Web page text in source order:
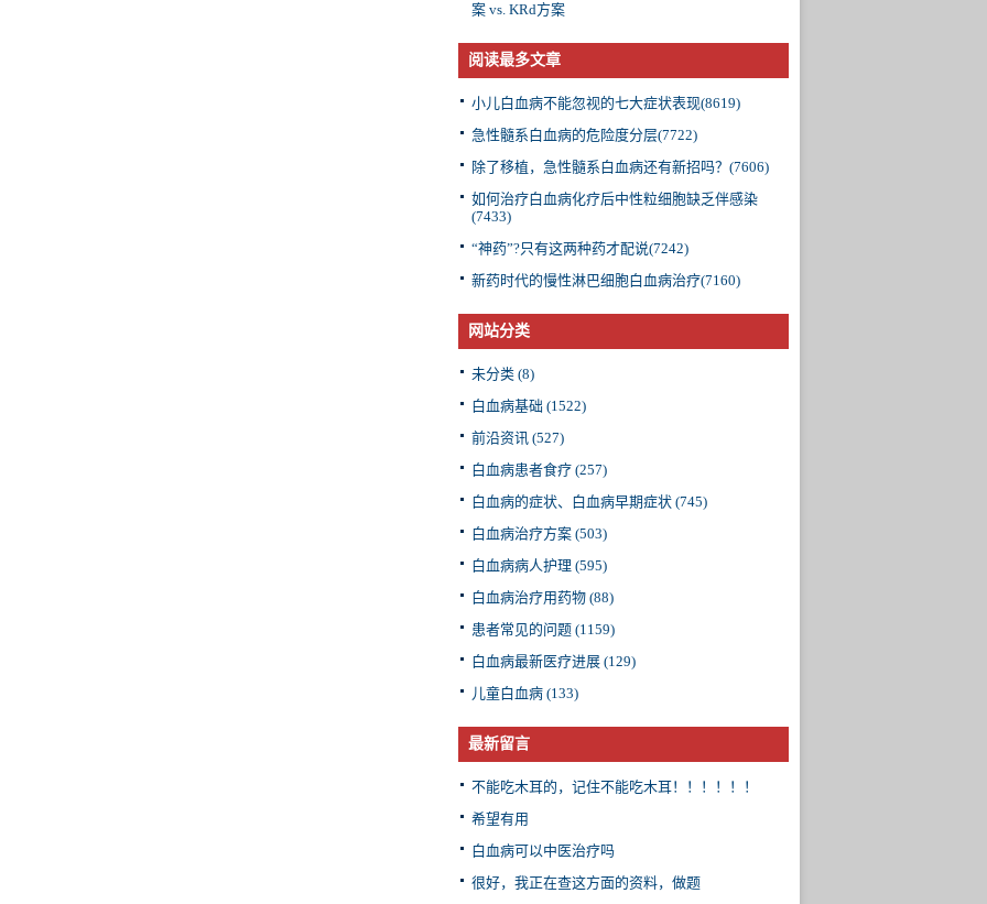
案 vs. KRd方案
阅读最多文章
小儿白血病不能忽视的七大症状表现(8619)
急性髓系白血病的危险度分层(7722)
除了移植，急性髓系白血病还有新招吗？(7606)
如何治疗白血病化疗后中性粒细胞缺乏伴感染
(7433)
“神药”?只有这两种药才配说(7242)
新药时代的慢性淋巴细胞白血病治疗(7160)
网站分类
未分类(8)
白血病基础 (1522)
前沿资讯(527)
白血病患者食疗(257)
白血病的症状、白血病早期症状(745)
白血病治疗方案(503)
白血病病人护理(595)
白血病治疗用药物(88)
患者常见的问题(1159)
白血病最新医疗进展(129)
儿童白血病(133)
最新留言
不能吃木耳的，记住不能吃木耳！！！！！！
希望有用
白血病可以中医治疗吗
很好，我正在查这方面的资料，做题